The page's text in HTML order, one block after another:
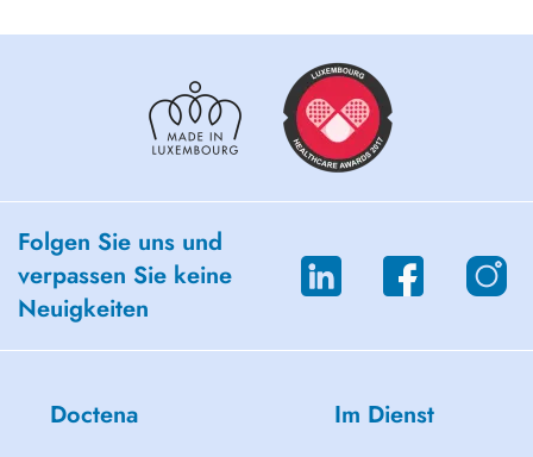
Folgen Sie uns und
verpassen Sie keine
Neuigkeiten
Doctena Im Dienst